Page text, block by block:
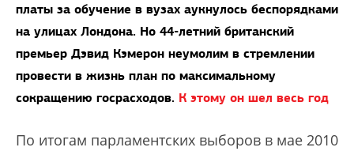
платы за обучение в вузах аукнулось беспорядками
на улицах Лондона. Но 44-летний британский
премьер Дэвид Кэмерон неумолим в стремлении
провести в жизнь план по максимальному
сокращению госрасходов. К этому он шел весь год
По итогам парламентских выборов в мае 2010